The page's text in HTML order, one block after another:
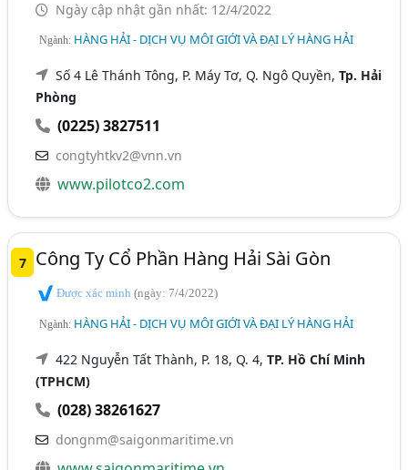
Ngày cập nhật gần nhất: 12/4/2022
Ngành: HÀNG HẢI - DỊCH VỤ MÔI GIỚI VÀ ĐẠI LÝ HÀNG HẢI
Số 4 Lê Thánh Tông, P. Máy Tơ, Q. Ngô Quyền,Tp. Hải
Phòng
(0225) 3827511
congtyhtkv2@vnn.vn
www.pilotco2.com
7 Công Ty Cổ Phần Hàng Hải Sài Gòn
Được xác minh(ngày: 7/4/2022)
Ngành: HÀNG HẢI - DỊCH VỤ MÔI GIỚI VÀ ĐẠI LÝ HÀNG HẢI
422 Nguyễn Tất Thành, P. 18, Q. 4,TP. Hồ Chí Minh
(TPHCM)
(028) 38261627
dongnm@saigonmaritime.vn